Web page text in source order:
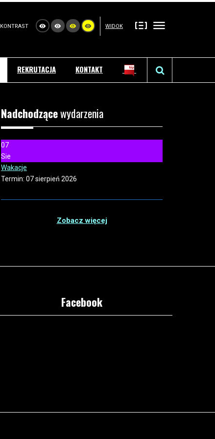
KONTRAST WIDOK
REKRUTACJA KONTAKT
Nadchodzącewydarzenia
07
Sie
Wakacje
Termin: 07 sierpień 2026
Zobacz więcej
Facebook